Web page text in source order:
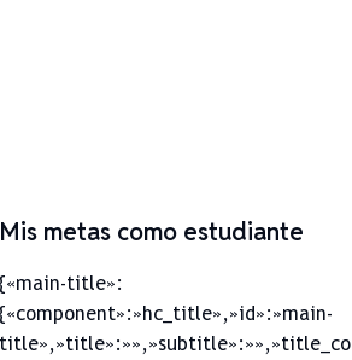
Mis metas como estudiante
{«main-title»:
{«component»:»hc_title»,»id»:»main-